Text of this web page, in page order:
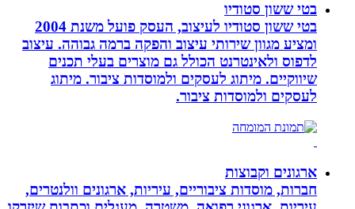
בטי ששון סטודיו
בטי ששון סטודיו לעיצוב, העסק פועל משנת 2004
ומציע מגוון שירותי עיצוב והפקה ברמה גבוהה. עיצוב
לדפוס ולאינטרנט הכולל גם מוצרים בעלי תכנים
שיווקיים. מיתוג לעסקים ולמוסדות ציבור. מיתוג
לעסקים ולמוסדות ציבור.
ארגונים וקבוצות
חברות, מוסדות ציבוריים, עיריות, ארגונים וולנטרים,